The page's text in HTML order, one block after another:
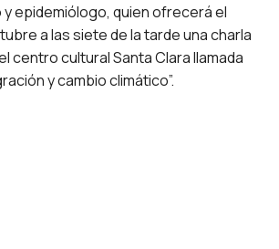
epidemiólogo, quien ofrecerá el
a las siete de la tarde una charla
centro cultural Santa Clara llamada
y cambio climático”.